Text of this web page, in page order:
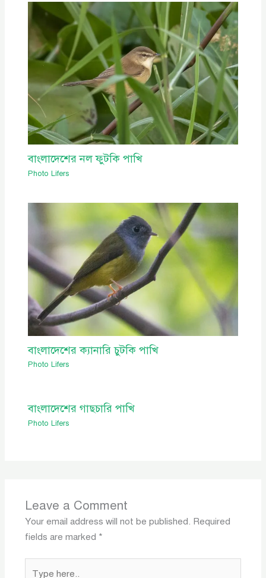
বাংলাদেশের নল ফুটকি পাখি
Photo Lifers
বাংলাদেশের ক্যানারি চুটকি পাখি
Photo Lifers
বাংলাদেশের গাছচারি পাখি
Photo Lifers
Leave a Comment
Your email address will not be published. Required
fields are marked *